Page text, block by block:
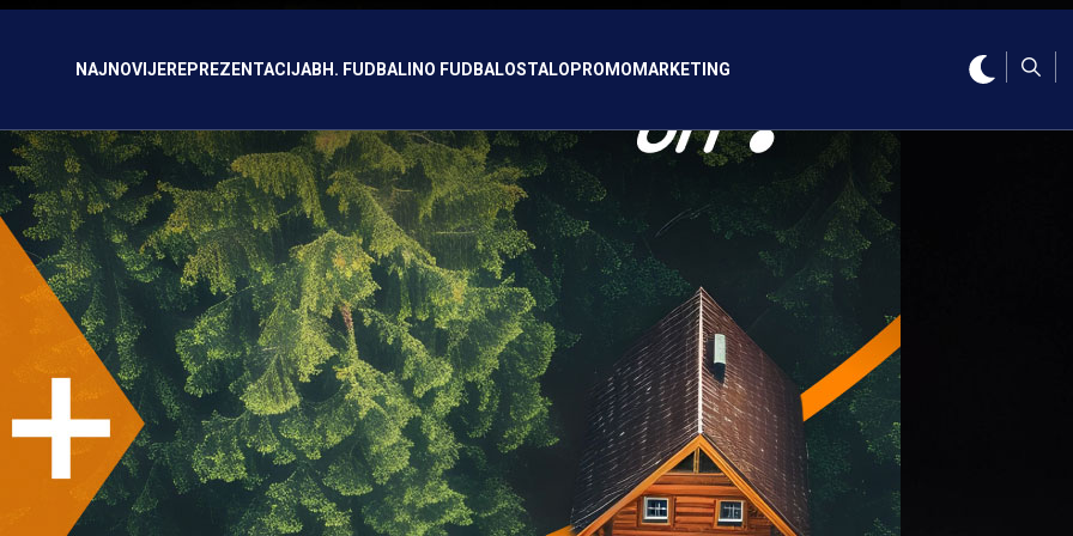
NAJNOVIJEREPREZENTACIJABH. FUDBALINO FUDBALOSTALO PROMO MARKETING